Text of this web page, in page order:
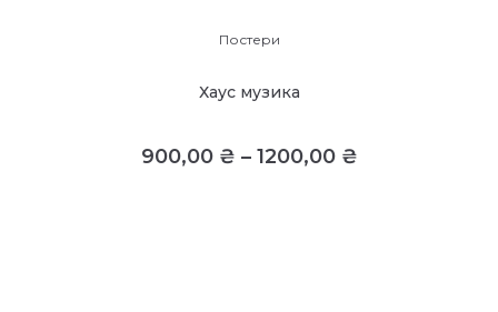
Постери
Хаус музика
900,00 ₴ – 1200,00 ₴